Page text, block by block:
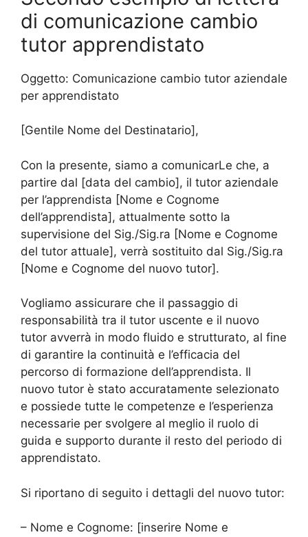
di comunicazione cambio
tutor apprendistato
Oggetto: Comunicazione cambio tutor aziendale
per apprendistato
[Gentile Nome del Destinatario],
Con la presente, siamo a comunicarLe che, a
partire dal [data del cambio], il tutor aziendale
per l’apprendista [Nome e Cognome
dell’apprendista], attualmente sotto la
supervisione del Sig./Sig.ra [Nome e Cognome
del tutor attuale], verrà sostituito dal Sig./Sig.ra
[Nome e Cognome del nuovo tutor].
Vogliamo assicurare che il passaggio di
responsabilità tra il tutor uscente e il nuovo
tutor avverrà in modo fluido e strutturato, al fine
di garantire la continuità e l’efficacia del
percorso di formazione dell’apprendista. Il
nuovo tutor è stato accuratamente selezionato
e possiede tutte le competenze e l’esperienza
necessarie per svolgere al meglio il ruolo di
guida e supporto durante il resto del periodo di
apprendistato.
Si riportano di seguito i dettagli del nuovo tutor:
– Nome e Cognome: [inserire Nome e